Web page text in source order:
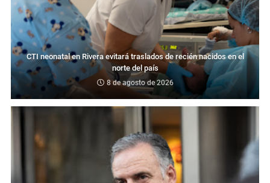
CTI neonatal en Rivera evitará traslados de recién nacidos en el
norte del país
8 de agosto de 2026